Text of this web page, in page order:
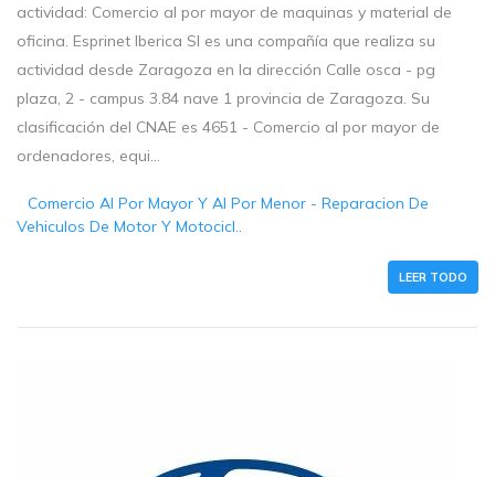
actividad: Comercio al por mayor de maquinas y material de
oficina. Esprinet Iberica Sl es una compañía que realiza su
actividad desde Zaragoza en la dirección Calle osca - pg
plaza, 2 - campus 3.84 nave 1 provincia de Zaragoza. Su
clasificación del CNAE es 4651 - Comercio al por mayor de
ordenadores, equi...
Comercio Al Por Mayor Y Al Por Menor - Reparacion De
Vehiculos De Motor Y Motocicl..
LEER TODO